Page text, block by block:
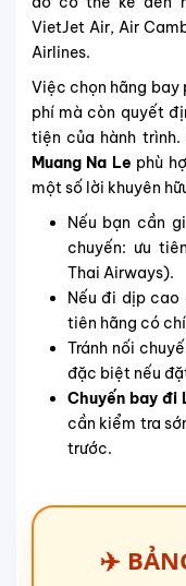
VietJet Air, Air
Airlines.
Việc chọn hãng bay
phí mà còn quyết
tiện của hành trình.
Muang Na Le phù
một số lời khuyên
Nếu bạn cần
chuyến: ưu
Thai Airways).
Nếu đi dịp
tiên hãng có
Tránh nối
đặc biệt nếu
Chuyến bay đi
cần kiểm tra
trước.
✈️